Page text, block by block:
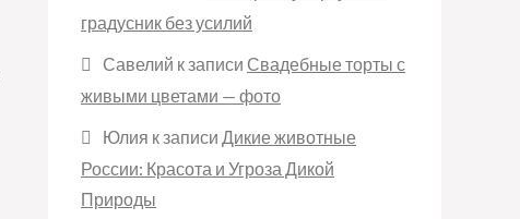
градусник без усилий
Савелий к записи Свадебные торты с
живыми цветами — фото
Юлия к записи Дикие животные
России: Красота и Угроза Дикой
Природы